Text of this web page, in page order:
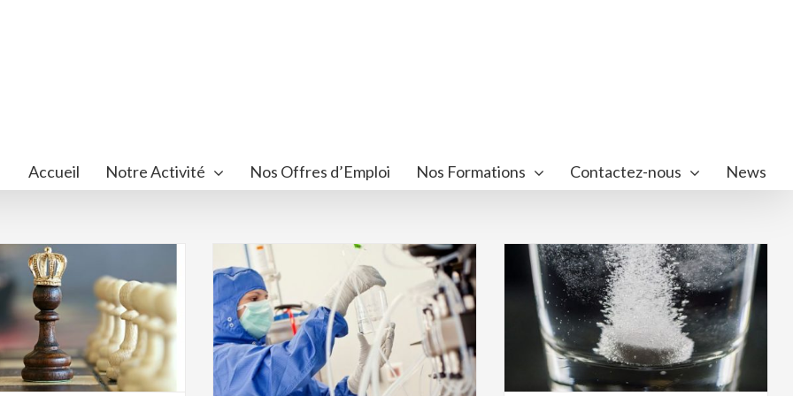
Accueil Notre Activité Nos Offres d’Emploi Nos Formations Contactez-nous News
aux biotechs se poursuit
les grands laboratoires
pharmaceutiques
Industrie
Médicaments effervescents : le «
Made in France », ça compte !
Industrie Santé